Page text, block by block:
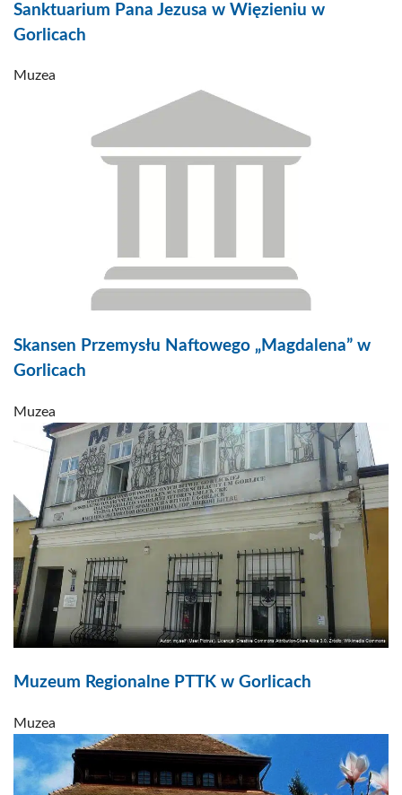
Sanktuarium Pana Jezusa w Więzieniu w
Gorlicach
Muzea
Skansen Przemysłu Naftowego „Magdalena” w
Gorlicach
Muzea
Muzeum Regionalne PTTK w Gorlicach
Muzea